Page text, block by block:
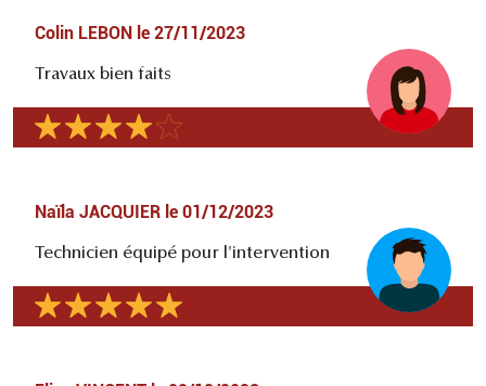
Colin LEBON le 27/11/2023
Travaux bien faits
Naïla JACQUIER le 01/12/2023
Technicien équipé pour l'intervention